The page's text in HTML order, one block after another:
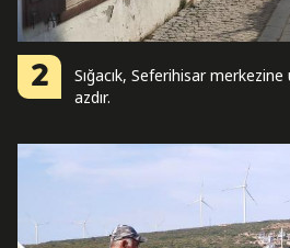
2
Sığacık, Seferihisar
azdır.